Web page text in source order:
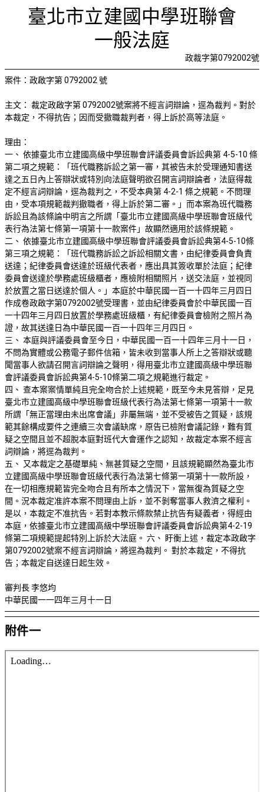
檢視法令 檢視公文 評委文書關於與使用條款
裁定紀
臺北市立建國中學班聯會
一般法庭
政裁字第0792002號
案件：政啟字第 0792002 號
主文： 裁定政啟字第 0792002號案將不經言詞辯論，逕為裁判。對於
本裁定，不得抗告；因而受撤職裁判者，得上訴於高等法庭。
理由：
一、 依據臺北市立建國高級中學班聯會評議委員會訴訟典第 4-5-10 條
第二項之規範：「班代職務訴訟之第一審，其被告未於受理通知書送
達之五日內上答辯狀或特別向法庭聲明欲召開言詞辯論者，法庭得裁
定不經言詞辯論，逕為裁判之，不受本典第 4-2-1 條之規範。不問理
由，受本項規範裁判撤職者，得上訴於第二審。」而本案為班代職務
訴訟且為該條論中明言之所謂「臺北市立建國高級中學班聯會班級代
表行為法第七條第一項第十一款案件」故顯然適用於該條規範。
二、 依據臺北市立建國高級中學班聯會評議委員會訴訟典第4-5-10條
第三項之規範：「班代職務訴訟之訴訟相關文書，由紀律委員會負責
送達；紀律委員會送達於班級代表者，應出具其簽收單於法庭；紀律
委員會送達於學務處班級櫃者，應檢附相關照片，送交法庭，並視同
於放置之當日送達於個人。」本庭於中華民國一百一十四年三月四日
作成卷政啟字第0792002號受理書，並由紀律委員會於中華民國一百
一十四年三月四日放置於學務處班級櫃，有紀律委員會檢附之照片為
證，故其送達日為中華民國一百一十四年三月四日。
三、 本庭與評議委員會至今日，中華民國一百一十四年三月十一日，
不問為實體或公務電子郵件信箱，皆未收到當事人所上之答辯狀或聽
聞當事人欲請召開言詞辯論之聲明，得用臺北市立建國高級中學班聯
會評議委員會訴訟典第4-5-10條第二項之規範進行裁定。
四、 查本案案情單純且完全吻合於上述規範，既至今未見答辯，足見
臺北市立建國高級中學班聯會班級代表行為法第七條第一項第十一款
所謂「無正當理由未出席會議」非屬無端，並不受被告之質疑，該規
範其餘構成要件之連續三次會議缺席，原告已檢附會議記錄，難有質
疑之空間且並不超脫本庭對班代大會運作之認知，故裁定本案不經言
詞辯論，將逕為裁判。
五、 又本裁定之基礎單純、無甚質疑之空間，且該規範顯然為臺北市
立建國高級中學班聯會班級代表行為法第七條第一項第十一款所設，
在一切相應規範皆完全吻合且有所本之情況下，當無復為質疑之空
間。況本裁定准許本案不問理由上訴，並不剝奪當事人救濟之權利。
是以，本裁定不准抗告。若對本教示條款禁止抗告有疑義者，得經由
本庭，依據臺北市立建國高級中學班聯會評議委員會訴訟典第4-2-19
條第二項規範提起特別上訴於大法庭。 六、 盱衡上述，裁定本政啟字
第0792002號案不經言詞辯論，將逕為裁判。 對於本裁定，不得抗
告；本裁定自送達日起生效。
審判長 李悠均
中華民國一一四年三月十一日
附件一